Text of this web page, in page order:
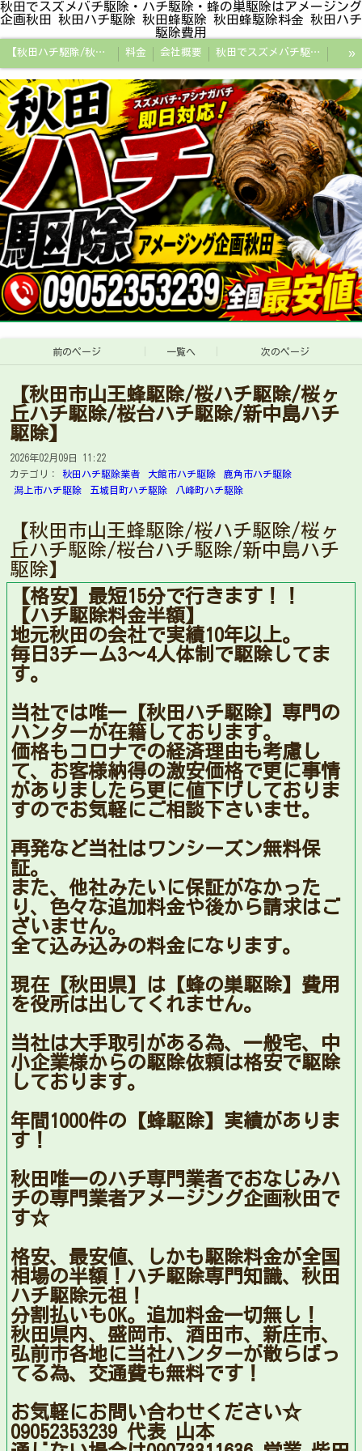
秋田でスズメバチ駆除・ハチ駆除・蜂の巣駆除はアメージング
企画秋田 秋田ハチ駆除 秋田蜂駆除 秋田蜂駆除料金 秋田ハチ
駆除費用
【秋田ハチ駆除/秋田蜂駆除/スズメバチの巣/ハチの巣専門プロ】 料金 会社概要 秋田でスズメバチ駆除・ハチ駆除・蜂の巣駆除はアメージング企画秋田
秋田県の蜂駆除料金・蜂の巣駆除の相場【全国平均と比較】 秋田探偵/秋田県浮気調査/秋田市万引きGメン
秋田便利屋アメージング企画秋田
»
前のページ 一覧へ 次のページ
【秋田市山王蜂駆除/桜ハチ駆除/桜ヶ
丘ハチ駆除/桜台ハチ駆除/新中島ハチ
駆除】
2026年02月09日 11:22
カテゴリ：
秋田ハチ駆除業者 大館市ハチ駆除
鹿角市ハチ駆除
潟上市ハチ駆除
五城目町ハチ駆除 八峰町ハチ駆除
【秋田市山王蜂駆除/桜ハチ駆除/桜ヶ
丘ハチ駆除/桜台ハチ駆除/新中島ハチ
駆除】
【格安】最短15分で行きます！！
【ハチ駆除料金半額】
地元秋田の会社で実績10年以上。
毎日3チーム3〜4人体制で駆除してま
す。
当社では唯一【秋田ハチ駆除】専門の
ハンターが在籍しております。
価格もコロナでの経済理由も考慮し
て、お客様納得の激安価格で更に事情
がありましたら更に値下げしておりま
すのでお気軽にご相談下さいませ。
再発など当社はワンシーズン無料保
証。
また、他社みたいに保証がなかった
り、色々な追加料金や後から請求はご
ざいません。
全て込み込みの料金になります。
現在【秋田県】は【蜂の巣駆除】費用
を役所は出してくれません。
当社は大手取引がある為、一般宅、中
小企業様からの駆除依頼は格安で駆除
しております。
年間1000件の【蜂駆除】実績がありま
す！
秋田唯一のハチ専門業者でおなじみハ
チの専門業者アメージング企画秋田で
す☆
格安、最安値、しかも駆除料金が全国
相場の半額！ハチ駆除専門知識、秋田
ハチ駆除元祖！
分割払いもOK。追加料金一切無し！
秋田県内、盛岡市、酒田市、新庄市、
弘前市各地に当社ハンターが散らばっ
てる為、交通費も無料です！
お気軽にお問い合わせください☆
09052353239 代表 山本